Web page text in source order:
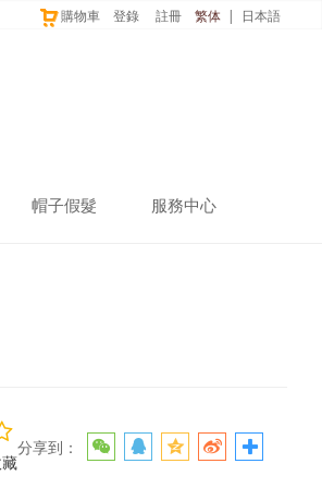
繁体 | 日本語
登錄 註冊
購物車
帽子假髮 服務中心
分享到：